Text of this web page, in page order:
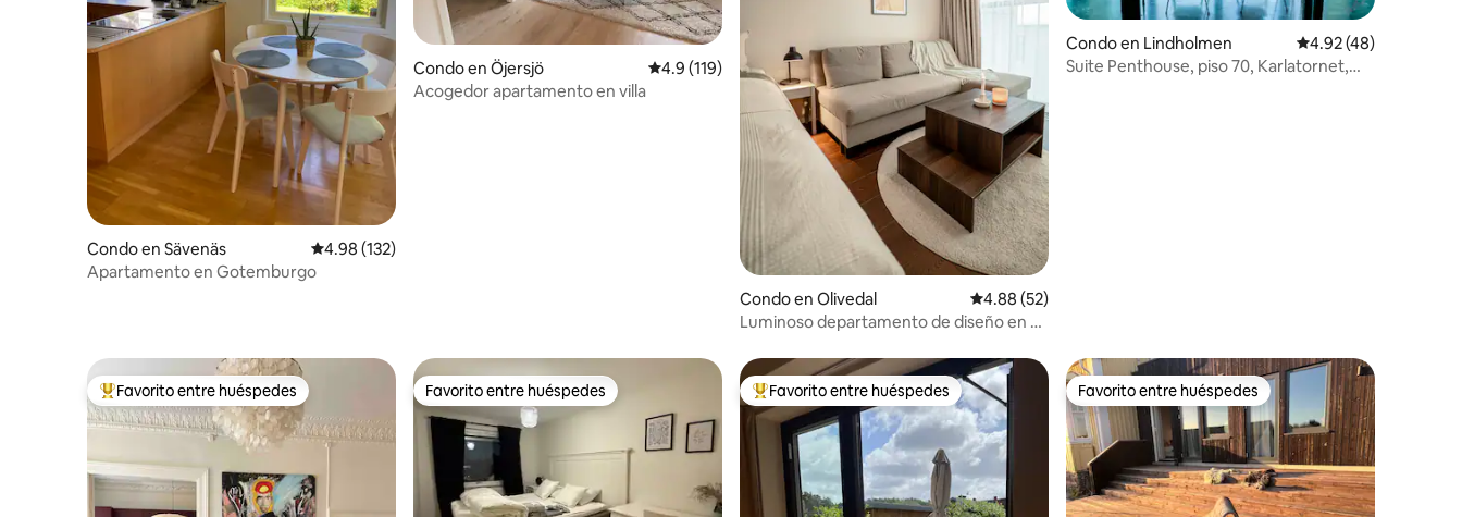
Condo en Sävenäs Calificación promedio: 4.98 de 5, 132 reseñas
4.98 (132)
Apartamento en Gotemburgo
Condo en Öjersjö Calificación promedio: 4.9 de 5, 119 reseñas
4.9 (119)
Acogedor apartamento en villa
Condo en Olivedal Calificación promedio: 4.88 de 5, 52 reseñas
4.88 (52)
Luminoso departamento de diseño en el
Condo en Lindholmen Calificación
4.92 (48)
Suite Penthouse, piso 70, Karlatornet,
Favorito entre huéspedes preferido
Favorito entre huéspedes Favorito entre huéspedes
Favorito entre huéspedes Favorito entre huéspedes preferido
Favorito entre huéspedes Favorito entre huéspedes
Favorito entre huéspedes